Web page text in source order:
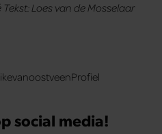
Loes van de Mosselaar
social media!